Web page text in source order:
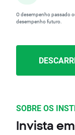
O desempenho passado
desempenho futuro.
SOBRE OS
Invista